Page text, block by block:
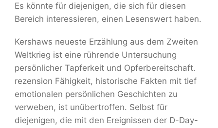
Es könnte für diejenigen, die sich für diesen
Bereich interessieren, einen Lesenswert haben.
Kershaws neueste Erzählung aus dem Zweiten
Weltkrieg ist eine rührende Untersuchung
persönlicher Tapferkeit und Opferbereitschaft.
rezension Fähigkeit, historische Fakten mit tief
emotionalen persönlichen Geschichten zu
verweben, ist unübertroffen. Selbst für
diejenigen, die mit den Ereignissen der D-Day-